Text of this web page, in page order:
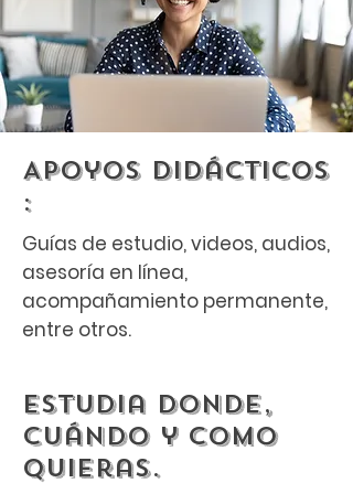
Apoyos didácticos
:
Guías de estudio, videos, audios,
asesoría en línea,
acompañamiento permanente,
entre otros.
Estudia donde,
cuándo y como
quieras.